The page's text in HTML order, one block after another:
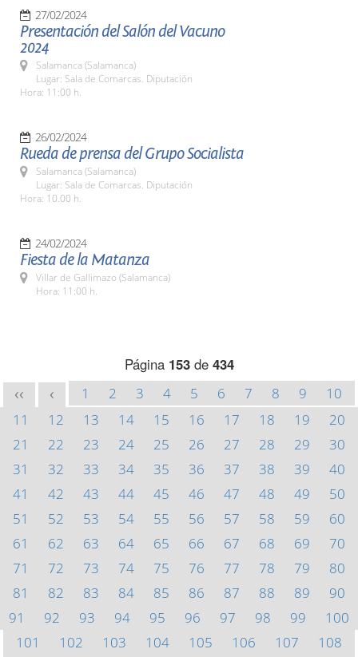
27/02/2024
Presentación del Salón del Vacuno
2024
Salamanca (Salamanca)
Lugar: Sala de Comarcas. Diputación
Hora: 11:00 h.
26/02/2024
Rueda de prensa del Grupo Socialista
Salamanca (Salamanca)
Lugar: Sala de Comarcas. Diputación
Hora: 10.00 h.
24/02/2024
Fiesta de la Matanza
Villar de Gallimazo (Salamanca)
Hora: 11:00 h.
Página 153de 434
<< < 1 2 3 4 5 6 7 8 9
10
11
12 13 14 15 16 17 18 19
20
21
22 23 24 25 26 27 28 29
30
31
32 33 34 35 36 37 38 39
40
41
42 43 44 45 46 47 48 49
50
51
52 53 54 55 56 57 58 59
60
61
62 63 64 65 66 67 68 69
70
71
72 73 74 75 76 77 78 79
80
81
82 83 84 85 86 87 88 89
90
91
92 93 94 95 96 97 98 99
100
101
102 103 104 105 106 107
108